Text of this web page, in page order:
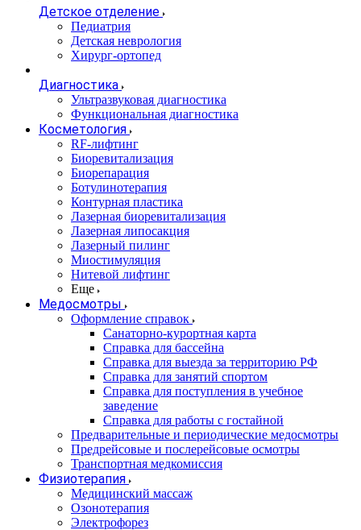
Детское отделение
Педиатрия
Детская неврология
Хирург-ортопед
Диагностика
Ультразвуковая диагностика
Функциональная диагностика
Косметология
RF-лифтинг
Биоревитализация
Биорепарация
Ботулинотерапия
Контурная пластика
Лазерная биоревитализация
Лазерная липосакция
Лазерный пилинг
Миостимуляция
Нитевой лифтинг
Еще
Медосмотры
Оформление справок
Санаторно-курортная карта
Справка для бассейна
Справка для выезда за территорию РФ
Справка для занятий спортом
Справка для поступления в учебное
заведение
Справка для работы с гостайной
Предварительные и периодические медосмотры
Предрейсовые и послерейсовые осмотры
Транспортная медкомиссия
Физиотерапия
Медицинский массаж
Озонотерапия
Электрофорез